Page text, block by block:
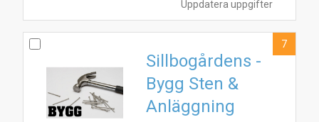
Uppdatera uppgifter
Sillbogårdens -
Bygg Sten &
Anläggning
7